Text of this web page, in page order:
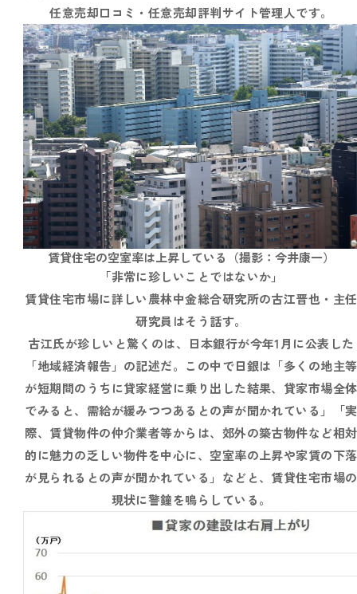
任意売却口コミ・任意売却評判サイト管理人です。
賃貸住宅の空室率は上昇している（撮影：今井康一）
「非常に珍しいことではないか」
賃貸住宅市場に詳しい農林中金総合研究所の古江晋也・主任
研究員はそう話す。
古江氏が珍しいと驚くのは、日本銀行が今年1月に公表した
「地域経済報告」の記述だ。この中で日銀は「多くの地主等
が短期間のうちに貸家経営に乗り出した結果、貸家市場全体
でみると、需給が緩みつつあるとの声が聞かれている」「実
際、賃貸物件の仲介業者等からは、郊外の築古物件など相対
的に魅力の乏しい物件を中心に、空室率の上昇や家賃の下落
が見られるとの声が聞かれている」などと、賃貸住宅市場の
現状に警鐘を鳴らしている。